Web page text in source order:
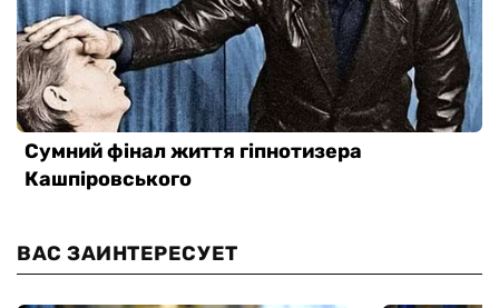
ВАС ЗАИНТЕРЕСУЕТ